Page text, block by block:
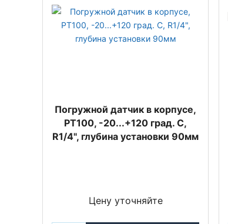
Погружной датчик в корпусе,
PT100, -20...+120 град. C,
R1/4", глубина установки 90мм
Цену уточняйте